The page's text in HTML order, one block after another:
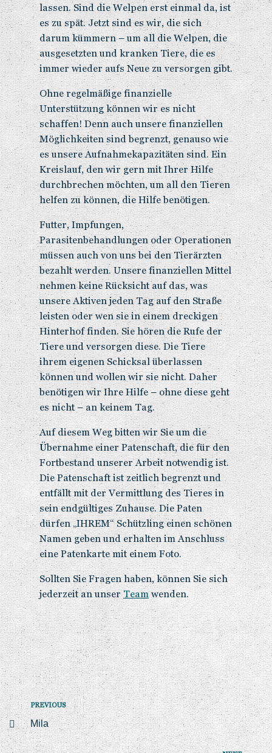
lassen. Sind die Welpen erst einmal da, ist
es zu spät. Jetzt sind es wir, die sich
darum kümmern – um all die Welpen, die
ausgesetzten und kranken Tiere, die es
immer wieder aufs Neue zu versorgen gibt.
Ohne regelmäßige finanzielle
Unterstützung können wir es nicht
schaffen! Denn auch unsere finanziellen
Möglichkeiten sind begrenzt, genauso wie
es unsere Aufnahmekapazitäten sind. Ein
Kreislauf, den wir gern mit Ihrer Hilfe
durchbrechen möchten, um all den Tieren
helfen zu können, die Hilfe benötigen.
Futter, Impfungen,
Parasitenbehandlungen oder Operationen
müssen auch von uns bei den Tierärzten
bezahlt werden. Unsere finanziellen Mittel
nehmen keine Rücksicht auf das, was
unsere Aktiven jeden Tag auf den Straße
leisten oder wen sie in einem dreckigen
Hinterhof finden. Sie hören die Rufe der
Tiere und versorgen diese. Die Tiere
ihrem eigenen Schicksal überlassen
können und wollen wir sie nicht. Daher
benötigen wir Ihre Hilfe – ohne diese geht
es nicht – an keinem Tag.
Auf diesem Weg bitten wir Sie um die
Übernahme einer Patenschaft, die für den
Fortbestand unserer Arbeit notwendig ist.
Die Patenschaft ist zeitlich begrenzt und
entfällt mit der Vermittlung des Tieres in
sein endgültiges Zuhause. Die Paten
dürfen „IHREM“ Schützling einen schönen
Namen geben und erhalten im Anschluss
eine Patenkarte mit einem Foto.
Sollten Sie Fragen haben, können Sie sich
jederzeit an unserTeamwenden.
PREVIOUS
Mila